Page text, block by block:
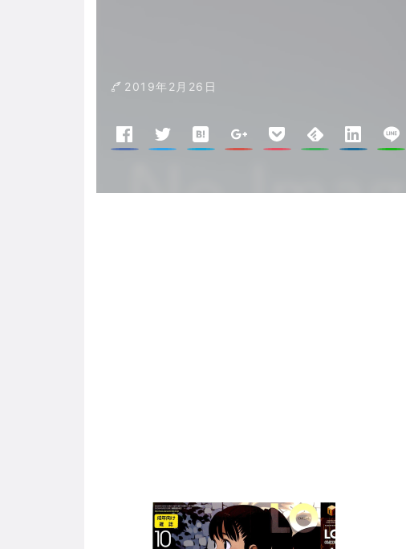
2019年2月26日